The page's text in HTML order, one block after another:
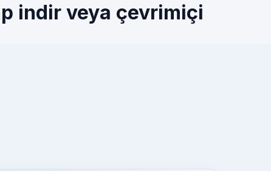
indir veya çevrimiçi